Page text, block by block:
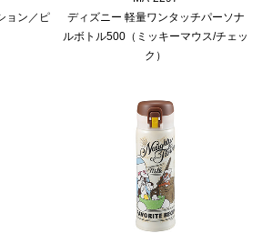
ョン／ピ
ディズニー 軽量ワンタッチパーソナ
ルボトル500（ミッキーマウス/チェッ
ク）